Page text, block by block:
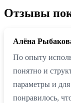
Отзывы
Алёна
По опыту
понятно и
параметры и
понравилось,